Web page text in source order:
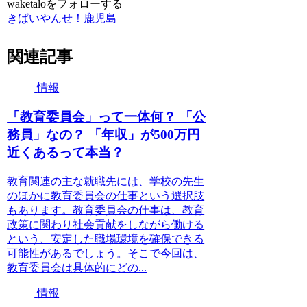
waketaloをフォローする
きばいやんせ！鹿児島
関連記事
情報
「教育委員会」って一体何？ 「公
務員」なの？ 「年収」が500万円
近くあるって本当？
教育関連の主な就職先には、学校の先生
のほかに教育委員会の仕事という選択肢
もあります。教育委員会の仕事は、教育
政策に関わり社会貢献をしながら働ける
という、安定した職場環境を確保できる
可能性があるでしょう。そこで今回は、
教育委員会は具体的にどの...
情報